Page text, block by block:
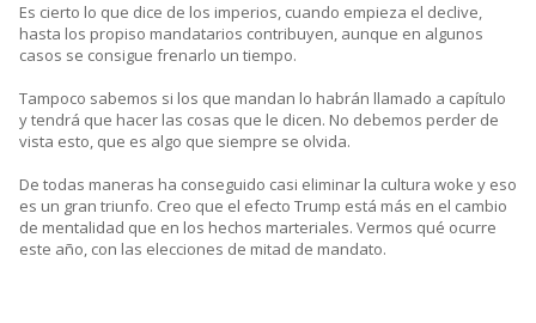
Es cierto lo que dice de los imperios, cuando empieza el declive,
hasta los propiso mandatarios contribuyen, aunque en algunos
casos se consigue frenarlo un tiempo.
Tampoco sabemos si los que mandan lo habrán llamado a capítulo
y tendrá que hacer las cosas que le dicen. No debemos perder de
vista esto, que es algo que siempre se olvida.
De todas maneras ha conseguido casi eliminar la cultura woke y eso
es un gran triunfo. Creo que el efecto Trump está más en el cambio
de mentalidad que en los hechos marteriales. Vermos qué ocurre
este año, con las elecciones de mitad de mandato.